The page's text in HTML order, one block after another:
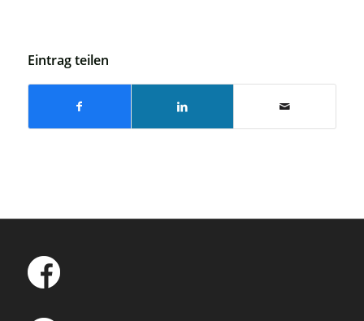
Eintrag teilen